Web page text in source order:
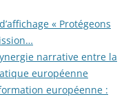
« Protégeons
narrative entre la
européenne
européenne :